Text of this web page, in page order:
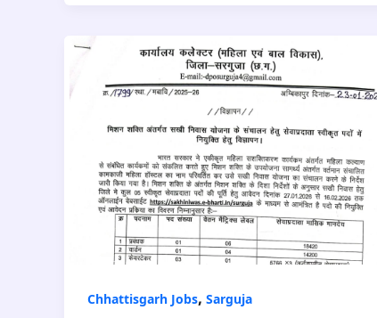
Chhattisgarh Jobs, Sarguja